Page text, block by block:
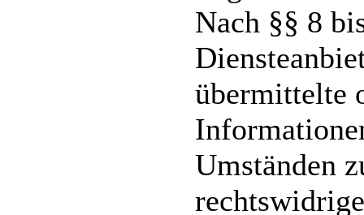
Nach §§ 8
übermittelte
Umständen